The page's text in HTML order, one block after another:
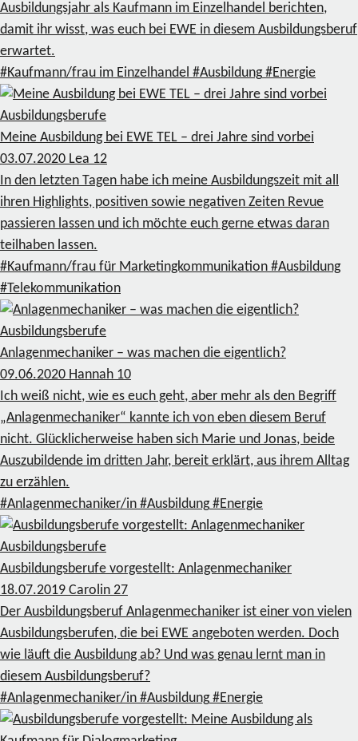
Ausbildungsjahr als Kaufmann im Einzelhandel berichten,
damit ihr wisst, was euch bei EWE in diesem Ausbildungsberuf
erwartet.
#Kaufmann/frau im Einzelhandel #Ausbildung #Energie
Ausbildungsberufe
Meine Ausbildung bei EWE TEL – drei Jahre sind vorbei
03.07.2020 Lea 12
In den letzten Tagen habe ich meine Ausbildungszeit mit all
ihren Highlights, positiven sowie negativen Zeiten Revue
passieren lassen und ich möchte euch gerne etwas daran
teilhaben lassen.
#Kaufmann/frau für Marketingkommunikation #Ausbildung
#Telekommunikation
Ausbildungsberufe
Anlagenmechaniker – was machen die eigentlich?
09.06.2020 Hannah 10
Ich weiß nicht, wie es euch geht, aber mehr als den Begriff
„Anlagenmechaniker“ kannte ich von eben diesem Beruf
nicht. Glücklicherweise haben sich Marie und Jonas, beide
Auszubildende im dritten Jahr, bereit erklärt, aus ihrem Alltag
zu erzählen.
#Anlagenmechaniker/in #Ausbildung #Energie
Ausbildungsberufe
Ausbildungsberufe vorgestellt: Anlagenmechaniker
18.07.2019 Carolin 27
Der Ausbildungsberuf Anlagenmechaniker ist einer von vielen
Ausbildungsberufen, die bei EWE angeboten werden. Doch
wie läuft die Ausbildung ab? Und was genau lernt man in
diesem Ausbildungsberuf?
#Anlagenmechaniker/in #Ausbildung #Energie